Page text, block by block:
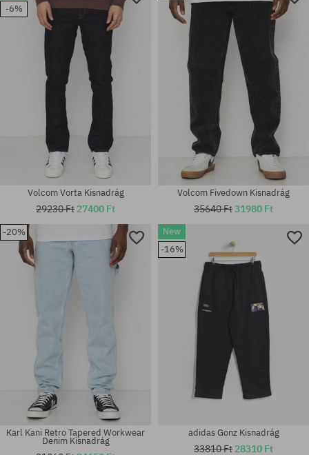
Elérhető méretek:
31; 32
33X32; 33X34; 34X32; 34X34;
36X34
Elérhető méretek:
28X30; 30X30; 30X32; 32X30
Elérhető méretek:
XL
-6%
Volcom Vorta Kisnadrág
29230 Ft 27400 Ft
Volcom Fivedown Kisnadrág
35640 Ft31980 Ft
-20%
Karl Kani Retro Tapered Workwear
Denim Kisnadrág
New
-16%
adidas Gonz Kisnadrág
33810 Ft 28310 Ft